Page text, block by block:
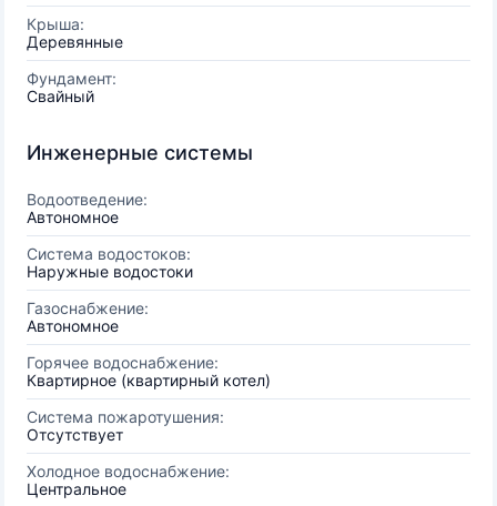
Крыша:
Деревянные
Фундамент:
Свайный
Инженерные системы
Водоотведение:
Автономное
Система водостоков:
Наружные водостоки
Газоснабжение:
Автономное
Горячее водоснабжение:
Квартирное (квартирный котел)
Система пожаротушения:
Отсутствует
Холодное водоснабжение:
Центральное